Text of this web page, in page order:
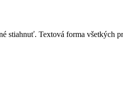
stiahnuť. Textová forma všetkých